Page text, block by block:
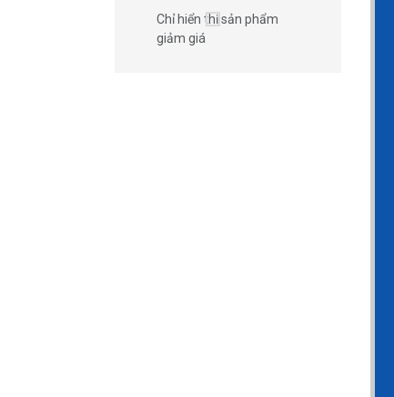
Chỉ hiển thị sản phẩm
giảm giá